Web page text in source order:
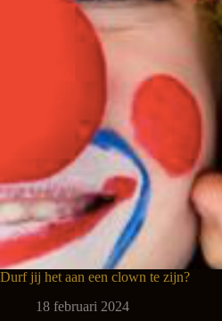
Durf jij het aan een clown te zijn?
18 februari 2024